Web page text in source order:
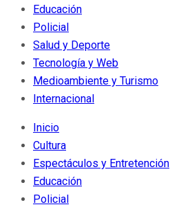
Educación
Policial
Salud y Deporte
Tecnología y Web
Medioambiente y Turismo
Internacional
Inicio
Cultura
Espectáculos y Entretención
Educación
Policial